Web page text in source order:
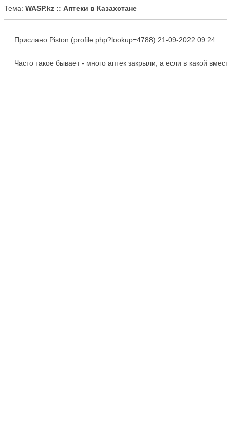
Тема: WASP.kz :: Аптеки в Казахстане
Прислано Piston 21-09-2022 09:24
Часто такое бывает - много аптек закрыли, а если в какой